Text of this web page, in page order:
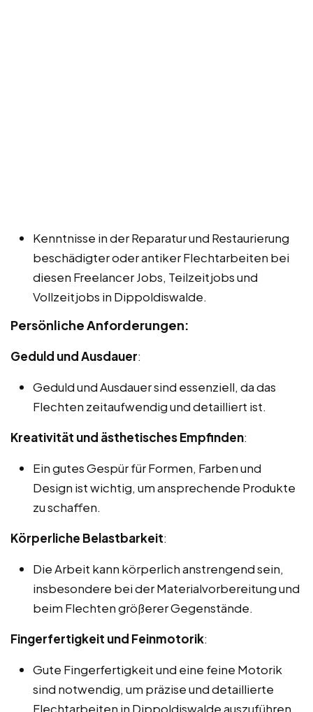
Kenntnisse in der Reparatur und Restaurierung
beschädigter oder antiker Flechtarbeiten bei
diesen Freelancer Jobs, Teilzeitjobs und
Vollzeitjobs in Dippoldiswalde.
Persönliche Anforderungen:
Geduld und Ausdauer:
Geduld und Ausdauer sind essenziell, da das
Flechten zeitaufwendig und detailliert ist.
Kreativität und ästhetisches Empfinden:
Ein gutes Gespür für Formen, Farben und
Design ist wichtig, um ansprechende Produkte
zu schaffen.
Körperliche Belastbarkeit:
Die Arbeit kann körperlich anstrengend sein,
insbesondere bei der Materialvorbereitung und
beim Flechten größerer Gegenstände.
Fingerfertigkeit und Feinmotorik:
Gute Fingerfertigkeit und eine feine Motorik
sind notwendig, um präzise und detaillierte
Flechtarbeiten in Dippoldiswalde auszuführen.